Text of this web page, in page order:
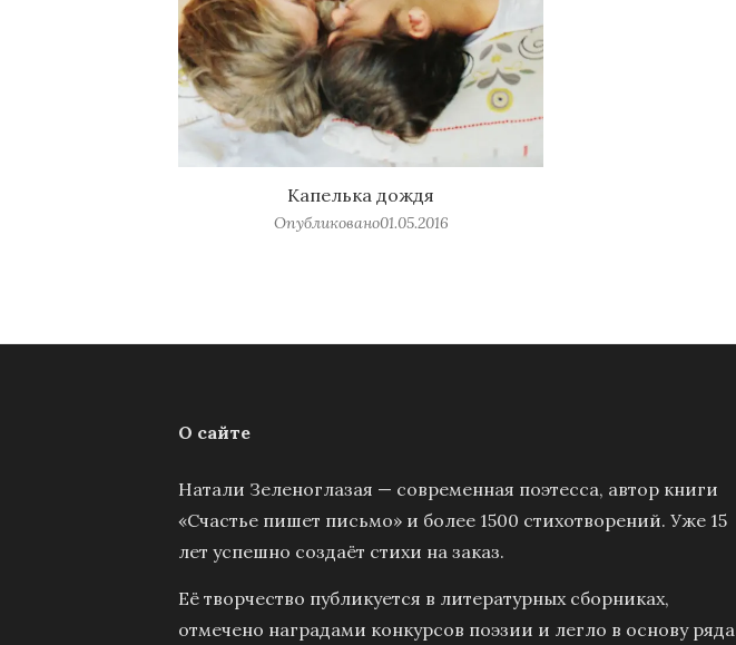
Капелька дождя
Опубликовано01.05.2016
О сайте
Натали Зеленоглазая — современная поэтесса, автор книги
«Счастье пишет письмо» и более 1500 стихотворений. Уже 15
лет успешно создаёт стихи на заказ.
Её творчество публикуется в литературных сборниках,
отмечено наградами конкурсов поэзии и легло в основу ряда